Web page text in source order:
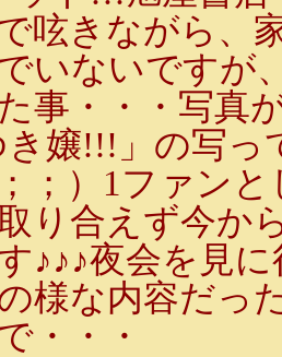
呟きながら、
いないですが
事・・・写真
嬢!!!」の写っ
；）1ファン
り合えず今か
♪♪♪夜会を見
様な内容だっ
・・・